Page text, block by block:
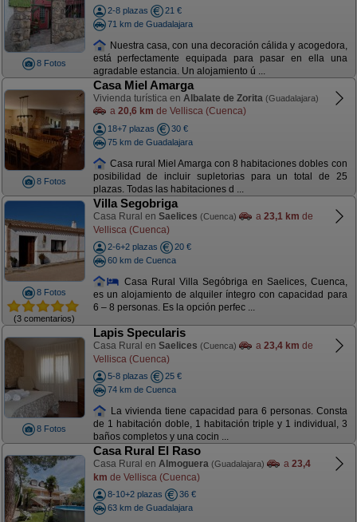
8 Fotos
2-8 plazas
21 €
71 km de Guadalajara
Nuestra casa, con una decoración cálida y acogedora,
está perfectamente equipada para pasar en ella una
agradable estancia. Un alojamiento ú ...
8 Fotos
Casa Miel Amarga
Vivienda turística en Albalate de Zorita (Guadalajara)
a 20,6 km de Vellisca (Cuenca)
18+7 plazas
30 €
75 km de Guadalajara
Casa rural Miel Amarga con 8 habitaciones dobles con
posibilidad de incluir supletorias para un total de 25
plazas. Todas las habitaciones d ...
8 Fotos
(3 comentarios)
Villa Segobriga
Casa Rural en Saelices (Cuenca) a 23,1 km de
Vellisca (Cuenca)
2-6+2 plazas
20 €
60 km de Cuenca
Casa Rural Villa Segóbriga en Saelices, Cuenca,
es un alojamiento de alquiler íntegro con capacidad para
6 – 8 personas. Es la opción perfec ...
8 Fotos
Lapis Specularis
Casa Rural en Saelices (Cuenca) a 23,4 km de
Vellisca (Cuenca)
5-8 plazas
25 €
74 km de Cuenca
La vivienda tiene capacidad para 6 personas. Consta
de 1 habitación doble, 1 habitación triple y 1 individual, 3
baños completos y una cocin ...
Casa Rural El Raso
Casa Rural en Almoguera (Guadalajara) a 23,4
km de Vellisca (Cuenca)
8-10+2 plazas
36 €
63 km de Guadalajara